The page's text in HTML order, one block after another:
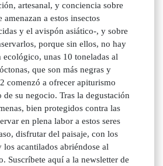
artesanal, y conciencia sobre
a estos insectos
y el avispón asiático-, y sobre
porque sin ellos, no hay
ecológico, unas 10 toneladas al
que son más negras y
comenzó a ofrecer apiturismo
su negocio. Tras la degustación
bien protegidos contra las
en plena labor a estos seres
disfrutar del paisaje, con los
los acantilados abriéndose al
Suscríbete aquí a la newsletter de